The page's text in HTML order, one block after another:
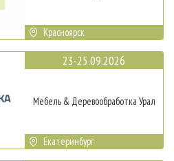
Красноярск
23-25.09.2026
Мебель & Деревообработка Урал
Екатеринбург